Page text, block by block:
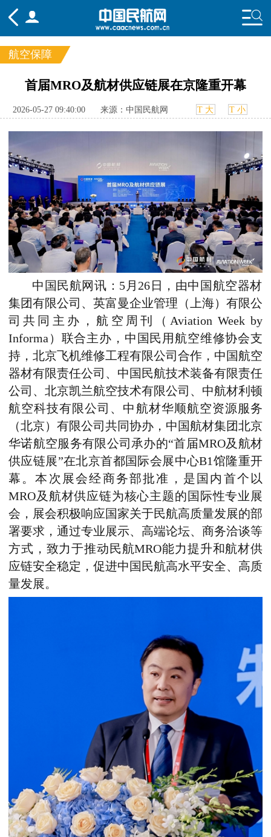
频道
国内 国际
行业
航空保障
首届MRO及航材供应链展在京隆重开幕
2026-05-27 09:40:00 来源：中国民航网 T 大 T 小
中国民航网讯：5月26日，由中国航空器材
集团有限公司、英富曼企业管理（上海）有限公
司共同主办，航空周刊（Aviation Week by
Informa）联合主办，中国民用航空维修协会支
持，北京飞机维修工程有限公司合作，中国航空
器材有限责任公司、中国民航技术装备有限责任
公司、北京凯兰航空技术有限公司、中航材利顿
航空科技有限公司、中航材华顺航空资源服务
（北京）有限公司共同协办，中国航材集团北京
华诺航空服务有限公司承办的“首届MRO及航材
供应链展”在北京首都国际会展中心B1馆隆重开
幕。本次展会经商务部批准，是国内首个以
MRO及航材供应链为核心主题的国际性专业展
会，展会积极响应国家关于民航高质量发展的部
署要求，通过专业展示、高端论坛、商务洽谈等
方式，致力于推动民航MRO能力提升和航材供
应链安全稳定，促进中国民航高水平安全、高质
量发展。